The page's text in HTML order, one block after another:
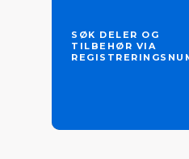
SØK DELER OG
TILBEHØR VIA